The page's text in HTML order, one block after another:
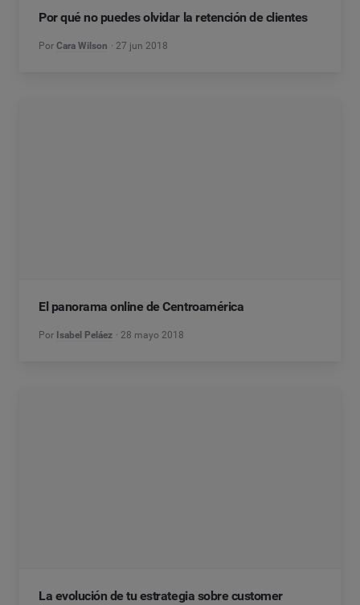
Por qué no puedes olvidar la retención de clientes
Por Cara Wilson 27 jun 2018
El panorama online de Centroamérica
Por Isabel Peláez 28 mayo 2018
La evolución de tu estrategia sobre customer